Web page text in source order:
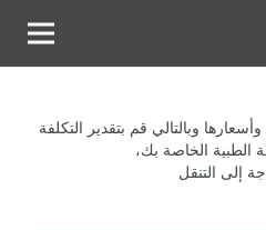
وبالتالي قم بتقدير التكلفة
الطبية الخاصة بك،
إلى التنقل